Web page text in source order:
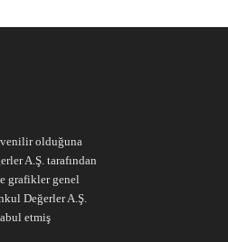
olduğuna
A.Ş. tarafından
grafikler genel
Değerler A.Ş.
etmiş